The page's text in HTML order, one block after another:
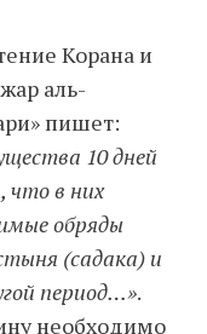
Корана и
аль-
пишет:
10 дней
что в них
обряды
(садака) и
период…».
необходимо